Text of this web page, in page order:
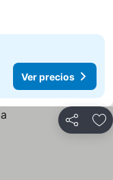
Ver precios
Compartir